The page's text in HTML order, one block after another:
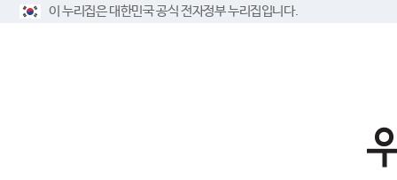
이 누리집은 대한민국 공식 전자정부 누리집입니다.